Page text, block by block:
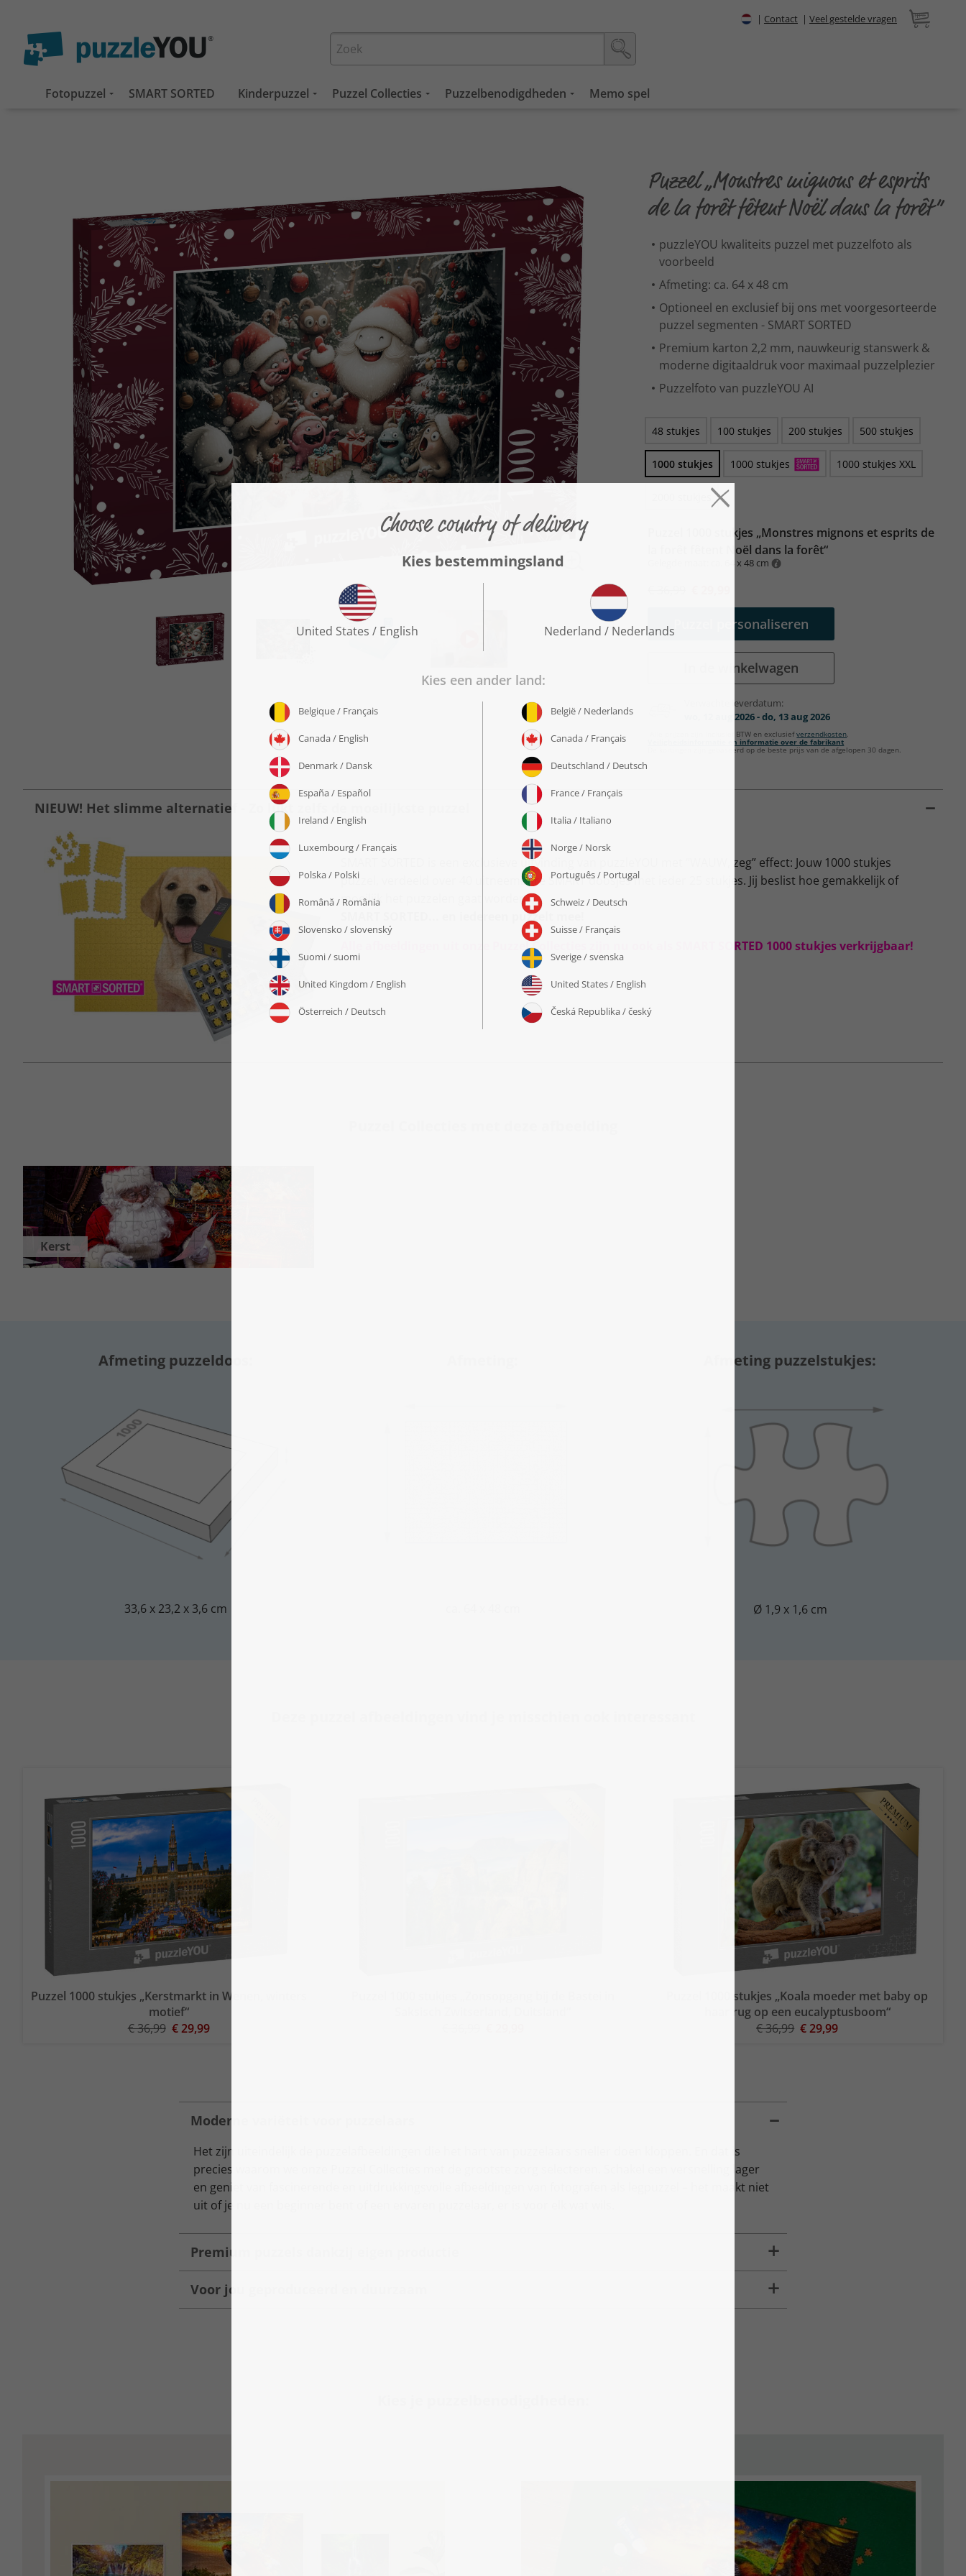
| Contact | Veel gestelde vragen
Fotopuzzel SMART SORTED Kinderpuzzel Puzzel Collecties Puzzelbenodigdheden Memo spel
Puzzel „Monstres mignons et esprits
de la forêt fêtent Noël dans la forêt“
puzzleYOU kwaliteits puzzel met puzzelfoto als
voorbeeld
Afmeting: ca. 64 x 48 cm
Optioneel en exclusief bij ons met voorgesorteerde
puzzel segmenten - SMART SORTED
Premium karton 2,2 mm, nauwkeurig stanswerk &
moderne digitaaldruk voor maximaal puzzelplezier
Puzzelfoto van puzzleYOU AI
Verwachte leverdatum:
wo, 12 aug 2026 - do, 13 aug 2026
48 stukjes 100 stukjes 200 stukjes 500 stukjes
1000 stukjes 1000 stukjes 1000 stukjes XXL
Puzzel 1000 stukjes „Monstres mignons et esprits de
la forêt fêtent Noël dans la forêt“
Gelegde maat: ca. 64 x 48 cm
Puzzel personaliseren
In de winkelwagen
Alle prijzen zijn inclusief BTW en exclusiefverzendkosten.
Veiligheidsinformatie en informatie over de fabrikant
De kortingen zijn gebaseerd op de beste prijs van de afgelopen 30 dagen.
NIEUW! Het slimme alternatief - Zo lukt zelfs de moeilijkste puzzel
SMART SORTED is een exclusieve uitvinding van puzzleYOU met “WAUW, zeg” effect: Jouw 1000 stukjes
puzzel, verdeeld over 40 uitneembare SMART doosjes met ieder 25 stukjes. Jij beslist hoe gemakkelijk of
moeilijk het puzzelen gaat worden.
SMART SORTED... en iedereen puzzelt mee!
Alle afbeeldingen uit onze Puzzel Collecties zijn nu ook als SMART SORTED 1000 stukjes verkrijgbaar!
Kerst
Afmeting puzzeldoos:
33,6 x 23,2 x 3,6 cm
Afmeting puzzelstukjes:
Ø 1,9 x 1,6 cm
Puzzel 1000 stukjes „Kerstmarkt in Wenen, winters
motief“
€ 36,99 € 29,99
Puzzel 1000 stukjes „Koala moeder met baby op
haar rug op een eucalyptusboom“
€ 36,99 € 29,99
Moderne variëteit voor puzzelaars
Het zijn uiteindelijk de puzzelafbeeldingen die het hart van puzzelaars sneller doen kloppen. En dat is
precies waarom we onze Puzzel Collecties met de grootste zorg selecteren. Schakel een versnelling lager
en geniet van fascinerende en uitdrukkingsvolle afbeeldingen van fotografen als legpuzzel – het maakt niet
uit of je nu een beginner bent of een ervaren puzzelaar, er is voor elk wat wils.
Premium puzzels dankzij eigen productie
Voor jou geproduceerd en duurzaam